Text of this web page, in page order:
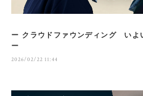
ー クラウドファウンディング いよ
ー
2026/02/22 11:44